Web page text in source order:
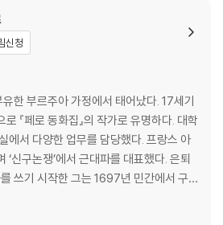
로 돌아왔다. 이번 개정판의 가장 큰 특징은
어휘와 표현에 특별한 스타일을 적용해 텍
했다는 점이다. 또한 쿠폰 코드를 통해 무료
공되는데, 전자책에서는 페이지별 음원, 한
에서 각 권의 전문 번역, MP3
드, 그래머 포인트를 무료로 다운로드할 수
각 페이지를 재미있고 감각적으로 디자인
문 성우들의 실감나는 연기가 담긴 음원을
어 원서를 즐길 수 있다!
신청
한 부르주아 가정에서 태어났다. 17세기
『페로 동화집』의 작가로 유명하다. 대학
에서 다양한 업무를 담당했다. 프랑스 아
‘신구논쟁’에서 근대파를 대표했다. 은퇴
쓰기 시작한 그는 1697년 민간에서 구전
로 「신데렐라」, 「빨간 모자」, 「장화 신은
페로 동화집』을 출간한다. 이 책은 민